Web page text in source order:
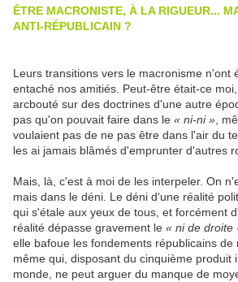
ÊTRE MACRONISTE, À LA RIGUEUR...
ANTI-RÉPUBLICAIN ?
Leurs transitions vers le macronisme n'ont
entaché nos amitiés. Peut-être était-ce
arcbouté sur des doctrines d'une autre
pas qu'on pouvait faire dans le « ni-ni » ,
voulaient pas de ne pas être dans l'air du
les ai jamais blâmés d'emprunter d'autres
Mais, là, c'est à moi de les interpeler. On
mais dans le déni. Le déni d'une réalité
qui s'étale aux yeux de tous, et forcément
réalité dépasse gravement le « ni de droite
elle bafoue les fondements républicains de
même qui, disposant du cinquième produit
monde, ne peut arguer du manque de